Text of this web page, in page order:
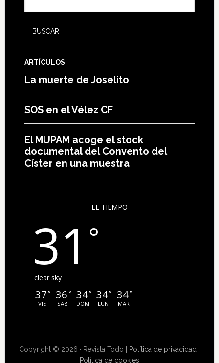
ARTÍCULOS
La muerte de Joselito
SOS en el Vélez CF
El MUPAM acoge el stock
documental del Convento del
Císter en una muestra
EL TIEMPO
31 °
clear sky
37 °
VIE
36 °
SAB
34°
DOM
34°
LUN
34°
MAR
Copyright © 2026 · Revista Todo | Política de privacidad
Política de cookies